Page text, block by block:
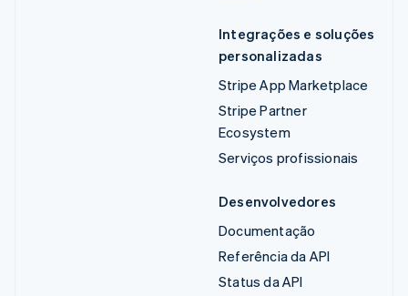
Integrações e soluções
personalizadas
Stripe App Marketplace
Stripe Partner
Ecosystem
Serviços profissionais
Desenvolvedores
Documentação
Referência da API
Status da API